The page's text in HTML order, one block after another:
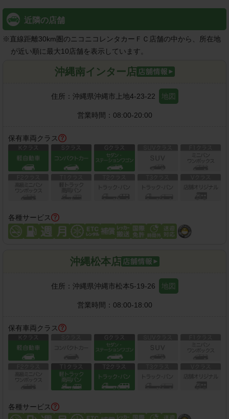
近隣の店舗
※直線距離30km圏のニコニコレンタカーＦＣ店舗の中から、所在地
が近い順に最大10店舗を表示しています。
沖縄南インター店
住所： 沖縄県沖縄市上地4-23-22 地図
営業時間： 08:00-20:00
保有車両クラス
各種サービス
沖縄松本店
住所： 沖縄県沖縄市松本5-19-26 地図
営業時間： 08:00-18:00
保有車両クラス
各種サービス